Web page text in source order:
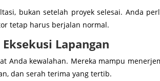
bukan setelah proyek selesai. Anda
tetap harus berjalan normal.
Lapangan
Anda kewalahan. Mereka mampu
dan serah terima yang tertib.